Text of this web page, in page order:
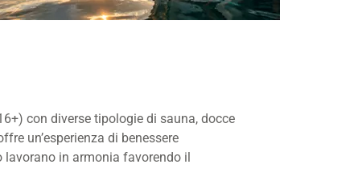
con diverse tipologie di sauna, docce
un’esperienza di benessere
lavorano in armonia favorendo il